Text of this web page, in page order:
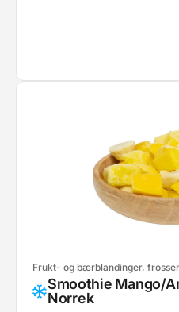
Frukt- og bærblandinger,
Smoothie Mango/
Norrek